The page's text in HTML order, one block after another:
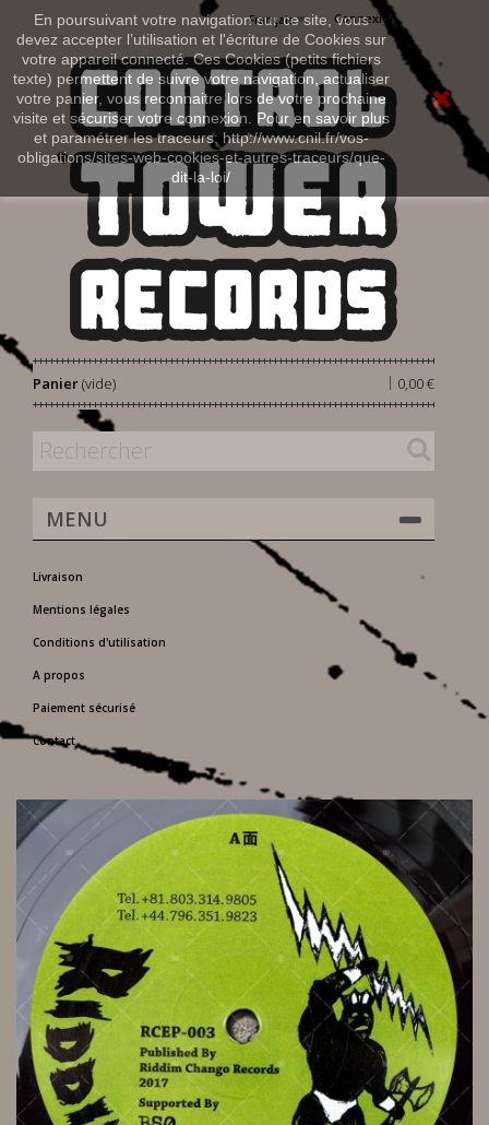
En poursuivant votre navigation sur ce site, vous
devez accepter l’utilisation et l'écriture de Cookies sur
votre appareil connecté. Ces Cookies (petits fichiers
texte) permettent de suivre votre navigation, actualiser
votre panier, vous reconnaitre lors de votre prochaine
visite et sécuriser votre connexion. Pour en savoir plus
et paramétrer les traceurs: http://www.cnil.fr/vos-
obligations/sites-web-cookies-et-autres-traceurs/que-
dit-la-loi/
Connexion
Français
Panier 0,00 €
|
(vide)
MENU
Livraison
Mentions légales
Conditions d'utilisation
A propos
Paiement sécurisé
Contact